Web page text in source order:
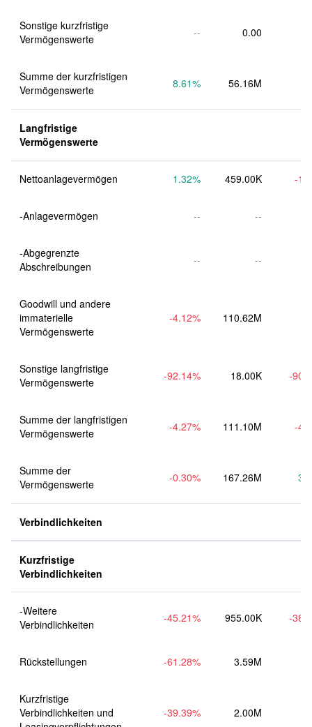
Sonstige kurzfristige
Vermögenswerte
-- 0.00
Summe der kurzfristigen
Vermögenswerte
8.61% 56.16M
Langfristige
Vermögenswerte
Nettoanlagevermögen 1.32% 459.00K -
-Anlagevermögen -- --
-Abgegrenzte
-- --
Goodwill und andere
immaterielle
Vermögenswerte
-4.12% 110.62M
Sonstige langfristige
Vermögenswerte
-92.14% 18.00K -
Summe der langfristigen
Vermögenswerte
-4.27% 111.10M -
Summe der
Vermögenswerte
-0.30% 167.26M
Verbindlichkeiten
Kurzfristige
Verbindlichkeiten
-Weitere
Verbindlichkeiten
-45.21% 955.00K -
Rückstellungen -61.28% 3.59M
Kurzfristige
Verbindlichkeiten und
-39.39% 2.00M